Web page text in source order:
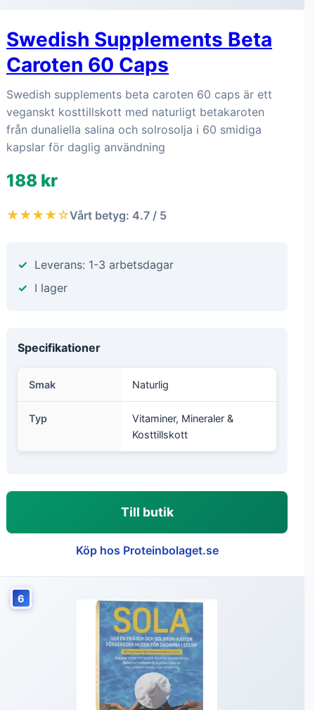
Swedish Supplements Beta
Caroten 60 Caps
Swedish supplements beta caroten 60 caps är ett
veganskt kosttillskott med naturligt betakaroten
från dunaliella salina och solrosolja i 60 smidiga
kapslar för daglig användning
188 kr
★★★★☆Vårt betyg: 4.7 / 5
Leverans: 1-3 arbetsdagar
I lager
Specifikationer
Smak Naturlig
Typ
Vitaminer, Mineraler &
Kosttillskott
Till butik
Köp hos Proteinbolaget.se
6